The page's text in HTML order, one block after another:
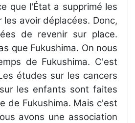
que l'État a supprimé les
les avoir déplacées. Donc,
de revenir sur place.
que Fukushima. On nous
de Fukushima. C'est
études sur les cancers
les enfants sont faites
de Fukushima. Mais c'est
avons une association